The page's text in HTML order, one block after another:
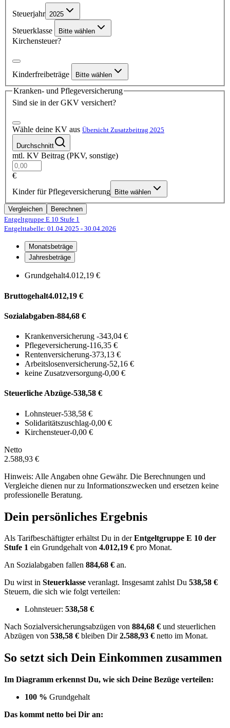
Steuerjahr 2025
Steuerklasse Bitte wählen
Kirchensteuer?
Kinderfreibeträge Bitte wählen
Kranken- und Pflegeversicherung
Sind sie in der GKV versichert?
Wähle deine KV aus Übersicht Zusatzbeitrag 2025
Durchschnitt
mtl. KV Beitrag (PKV, sonstige)
€
Kinder für Pflegeversicherung
Bitte wählen
Vergleichen
Berechnen
Entgeltgruppe E 10 Stufe 1
Entgelttabelle: 01.04.2025 - 30.04.2026
Monatsbeträge
Jahresbeträge
Grundgehalt4.012,19 €
Bruttogehalt4.012,19 €
Sozialabgaben-884,68 €
Krankenversicherung -343,04 €
Pflegeversicherung-116,35 €
Rentenversicherung-373,13 €
Arbeitslosenversicherung-52,16 €
keine Zusatzversorgung-0,00 €
Steuerliche Abzüge-538,58 €
Lohnsteuer-538,58 €
Solidaritätszuschlag-0,00 €
Kirchensteuer-0,00 €
Netto
2.588,93 €
Hinweis: Alle Angaben ohne Gewähr. Die Berechnungen und
Vergleiche dienen nur zu Informationszwecken und ersetzen keine
professionelle Beratung.
Dein persönliches Ergebnis
Als Tarifbeschäftigter erhältst Du in derEntgeltgruppe E 10 der
Stufe 1 ein Grundgehalt von 4.012,19 € pro Monat.
An Sozialabgaben fallen 884,68 € an.
Du wirst in Steuerklasse veranlagt. Insgesamt zahlst Du 538,58 €
Steuern, die sich wie folgt verteilen:
Lohnsteuer: 538,58 €
Nach Sozialversicherungsabzügen von 884,68 € und steuerlichen
Abzügen von 538,58 € bleiben Dir2.588,93 € netto im Monat.
So setzt sich Dein Einkommen zusammen
Im Diagramm erkennst Du, wie sich Deine Bezüge verteilen:
100 % Grundgehalt
Das kommt netto bei Dir an: